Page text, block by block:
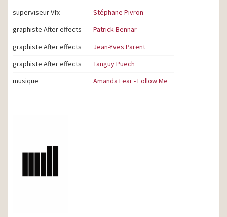
superviseur Vfx
Stéphane Pivron
graphiste After effects
Patrick Bennar
graphiste After effects
Jean-Yves Parent
graphiste After effects
Tanguy Puech
musique
Amanda Lear - Follow Me